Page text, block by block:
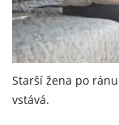
Starší žena po
vstává.